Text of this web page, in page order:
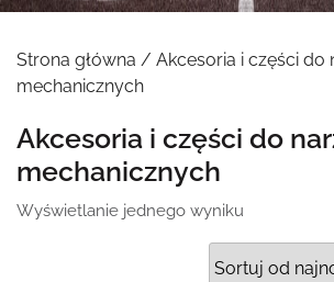
Strona główna / Akcesoria i części do
mechanicznych
Akcesoria i części do
mechanicznych
Wyświetlanie jednego wyniku